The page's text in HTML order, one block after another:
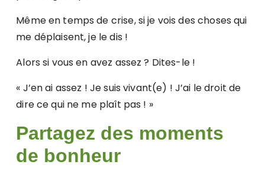
Même en temps de crise, si je vois des choses qui
me déplaisent, je le dis !
Alors si vous en avez assez ? Dites-le !
« J’en ai assez ! Je suis vivant(e) ! J’ai le droit de
dire ce qui ne me plaît pas ! »
Partagez des moments
de bonheur